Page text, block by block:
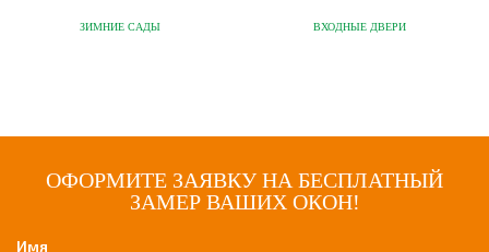
ЗИМНИЕ САДЫ ВХОДНЫЕ ДВЕРИ
ОФОРМИТЕ ЗАЯВКУ НА БЕСПЛАТНЫЙ
ЗАМЕР ВАШИХ ОКОН!
Имя